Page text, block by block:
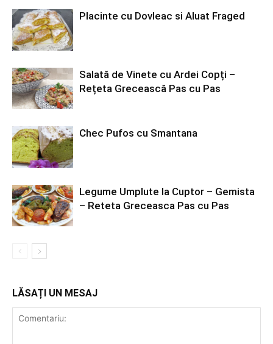
Placinte cu Dovleac si Aluat Fraged
Salată de Vinete cu Ardei Copți –
Rețeta Grecească Pas cu Pas
Chec Pufos cu Smantana
Legume Umplute la Cuptor – Gemista
– Reteta Greceasca Pas cu Pas
LĂSAȚI UN MESAJ